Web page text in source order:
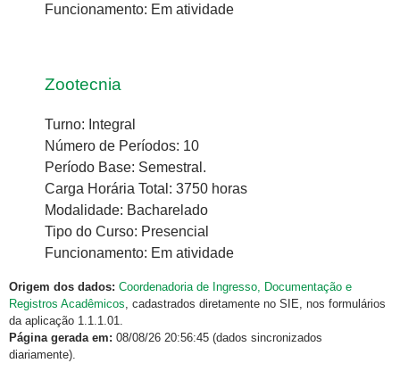
Funcionamento: Em atividade
Zootecnia
Turno: Integral
Número de Períodos: 10
Período Base: Semestral.
Carga Horária Total: 3750 horas
Modalidade: Bacharelado
Tipo do Curso: Presencial
Funcionamento: Em atividade
Origem dos dados: Coordenadoria de Ingresso, Documentação e
Registros Acadêmicos, cadastrados diretamente no SIE, nos formulários
da aplicação 1.1.1.01.
Página gerada em: 08/08/26 20:56:45 (dados sincronizados
diariamente).